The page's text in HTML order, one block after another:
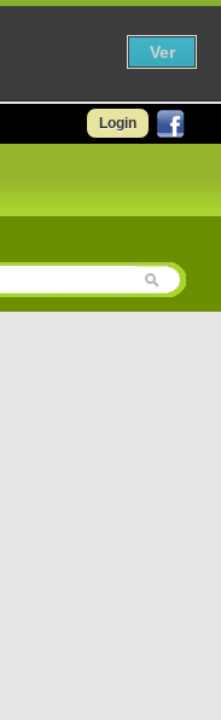
Login
Ver